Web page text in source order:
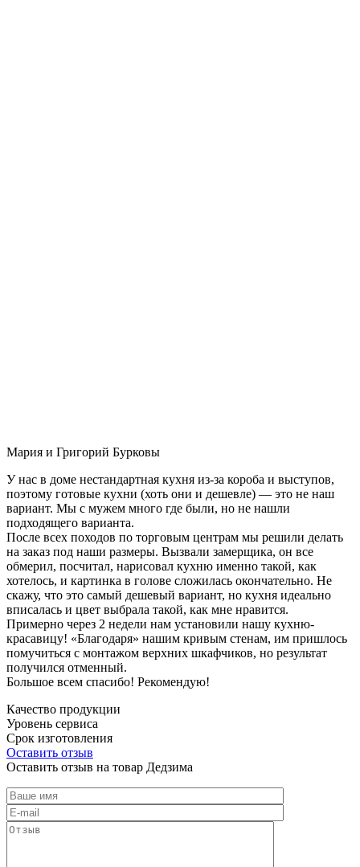
Мария и Григорий Бурковы
У нас в доме нестандартная кухня из-за короба и выступов,
поэтому готовые кухни (хоть они и дешевле) — это не наш
вариант. Мы с мужем много где были, но не нашли
подходящего варианта.
После всех походов по торговым центрам мы решили делать
на заказ под наши размеры. Вызвали замерщика, он все
обмерил, посчитал, нарисовал кухню именно такой, как
хотелось, и картинка в голове сложилась окончательно. Не
скажу, что это самый дешевый вариант, но кухня идеально
вписалась и цвет выбрала такой, как мне нравится.
Примерно через 2 недели нам установили нашу кухню-
красавицу! «Благодаря» нашим кривым стенам, им пришлось
помучиться с монтажом верхних шкафчиков, но результат
получился отменный.
Большое всем спасибо! Рекомендую!
Качество продукции
Уровень сервиса
Срок изготовления
Оставить отзыв
Оставить отзыв на товар Дедзима